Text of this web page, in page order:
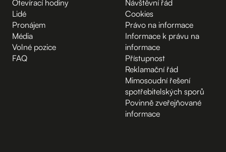
Otevírací hodiny
Lidé
Pronájem
Média
Volné pozice
FAQ
Návštěvní řád
Cookies
Právo na informace
Informace k právu na
informace
Přístupnost
Reklamační řád
Mimosoudní řešení
spotřebitelských sporů
Povinně zveřejňované
informace